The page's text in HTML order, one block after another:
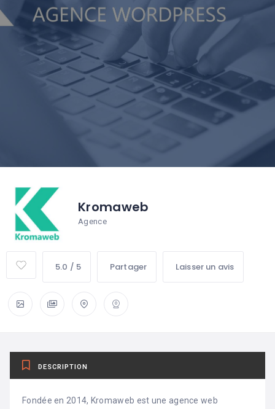
Kromaweb
Agence
5.0 / 5 Partager Laisser un avis
DESCRIPTION
Fondée en 2014, Kromaweb est une agence web